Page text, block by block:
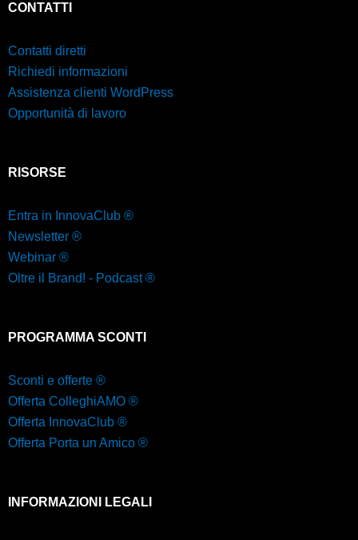
CONTATTI
Contatti diretti
Richiedi informazioni
Assistenza clienti WordPress
Opportunità di lavoro
RISORSE
Entra in InnovaClub ®
Newsletter ®
Webinar ®
Oltre il Brand! - Podcast ®
PROGRAMMA SCONTI
Sconti e offerte ®
Offerta ColleghiAMO ®
Offerta InnovaClub ®
Offerta Porta un Amico ®
INFORMAZIONI LEGALI